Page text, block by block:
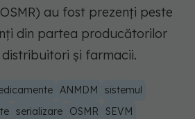
au fost prezenți peste
din partea producătorilor
și farmacii.
ANMDM
sistemul
serializare OSMR SEVM